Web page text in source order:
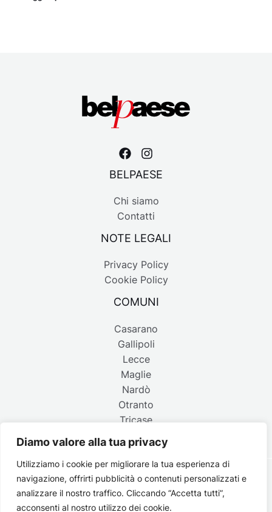
Diamo valore alla tua privacy
Utilizziamo i cookie per migliorare la tua esperienza di
navigazione, offrirti pubblicità o contenuti personalizzati e
analizzare il nostro traffico. Cliccando “Accetta tutti”,
acconsenti al nostro utilizzo dei cookie.
BELPAESE
Chi siamo
Contatti
NOTE LEGALI
Privacy Policy
Cookie Policy
COMUNI
Casarano
Gallipoli
Lecce
Maglie
Nardò
Otranto
Tricase
Copyright © 2026 Belpaese | Periodico d'informazione del
Salento - P.IVA 4637850753 - Testata registrata il 18 gennaio